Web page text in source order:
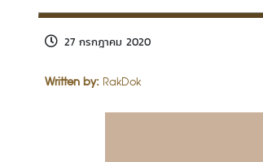
Written by: RakDok
27 กรกฎาคม 2020